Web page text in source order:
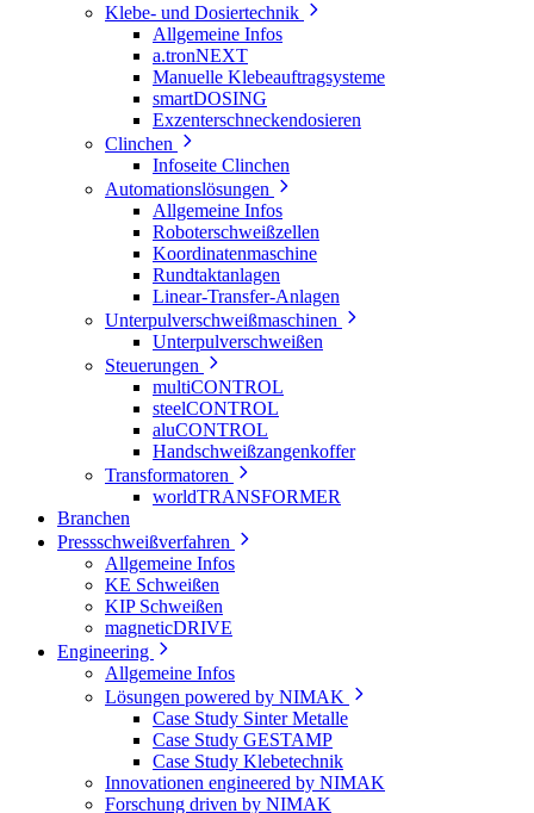
Klebe- und Dosiertechnik
Allgemeine Infos
a.tronNEXT
Manuelle Klebeauftragsysteme
smartDOSING
Exzenterschneckendosieren
Clinchen
Infoseite Clinchen
Automationslösungen
Allgemeine Infos
Roboterschweißzellen
Koordinatenmaschine
Rundtaktanlagen
Linear-Transfer-Anlagen
Unterpulverschweißmaschinen
Unterpulverschweißen
Steuerungen
multiCONTROL
steelCONTROL
aluCONTROL
Handschweißzangenkoffer
Transformatoren
worldTRANSFORMER
Branchen
Pressschweißverfahren
Allgemeine Infos
KE Schweißen
KIP Schweißen
magneticDRIVE
Engineering
Allgemeine Infos
Lösungen powered by NIMAK
Case Study Sinter Metalle
Case Study GESTAMP
Case Study Klebetechnik
Innovationen engineered by NIMAK
Forschung driven by NIMAK